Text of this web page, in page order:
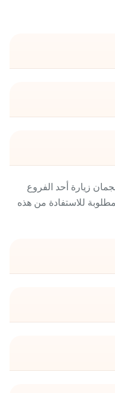
زيارة أحد الفروع
للاستفادة من هذه